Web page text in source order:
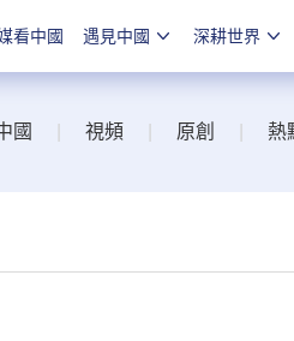
看中國 遇見中國 深耕世界
國 視頻 原創 熱